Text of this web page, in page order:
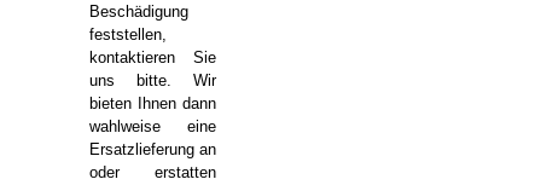
Beschädigung
feststellen,
kontaktieren Sie
uns bitte. Wir
bieten Ihnen dann
wahlweise eine
Ersatzlieferung an
oder erstatten